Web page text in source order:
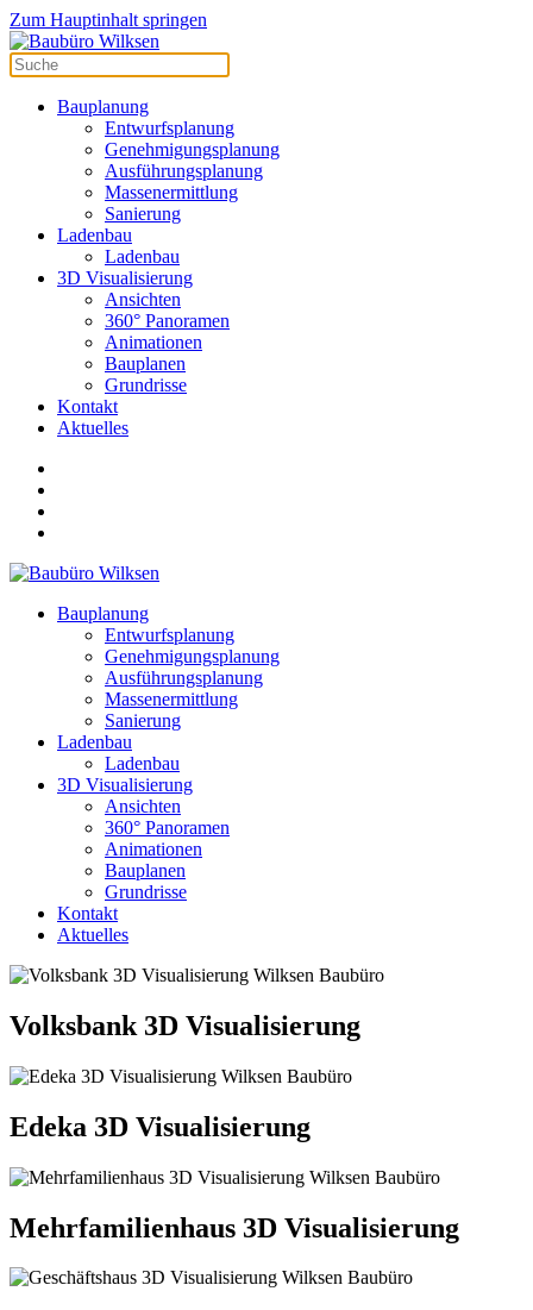
Zum Hauptinhalt springen
Bauplanung
Entwurfsplanung
Genehmigungsplanung
Ausführungsplanung
Massenermittlung
Sanierung
Ladenbau
Ladenbau
3D Visualisierung
Ansichten
360° Panoramen
Animationen
Bauplanen
Grundrisse
Kontakt
Aktuelles
Bauplanung
Entwurfsplanung
Genehmigungsplanung
Ausführungsplanung
Massenermittlung
Sanierung
Ladenbau
Ladenbau
3D Visualisierung
Ansichten
360° Panoramen
Animationen
Bauplanen
Grundrisse
Kontakt
Aktuelles
Volksbank 3D Visualisierung
Edeka 3D Visualisierung
Mehrfamilienhaus 3D Visualisierung